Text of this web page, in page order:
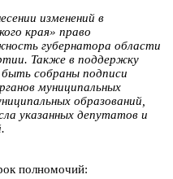
изменений в
края» право
губернатора области
Также в поддержку
собраны подписи
муниципальных
образований,
указанных депутатов и
полномочий: